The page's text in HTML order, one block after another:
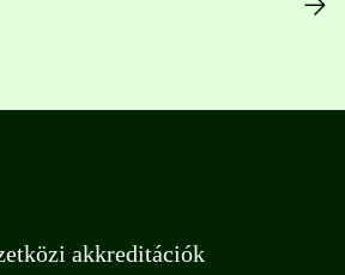
akkreditációk